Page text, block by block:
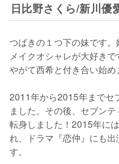
日比野さくら/新川優
つばきの１つ下の妹です
メイクオシャレが大好き
やがて西希と付き合い始め
2011年から2015年までセ
ました。その後、セブン
転身しました！2015年に
れ、ドラマ『恋仲』にも
す。